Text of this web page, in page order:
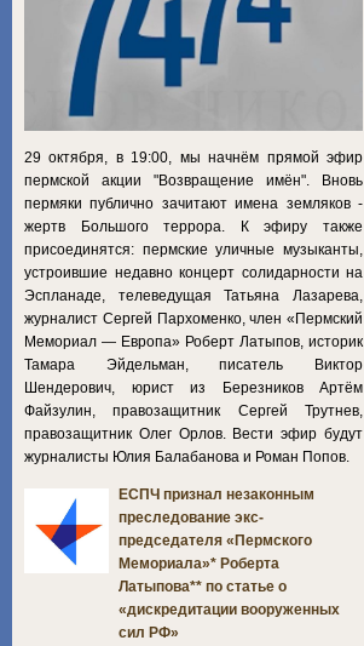
29 октября, в 19:00, мы начнём прямой эфир
пермской акции "Возвращение имён". Вновь
пермяки публично зачитают имена земляков -
жертв Большого террора. К эфиру также
присоединятся: пермские уличные музыканты,
устроившие недавно концерт солидарности на
Эспланаде, телеведущая Татьяна Лазарева,
журналист Сергей Пархоменко, член «Пермский
Мемориал — Европа» Роберт Латыпов, историк
Тамара Эйдельман, писатель Виктор
Шендерович, юрист из Березников Артём
Файзулин, правозащитник Сергей Трутнев,
правозащитник Олег Орлов. Вести эфир будут
журналисты Юлия Балабанова и Роман Попов.
ЕСПЧ признал незаконным
преследование экс-
председателя «Пермского
Мемориала»* Роберта
Латыпова** по статье о
«дискредитации вооруженных
сил РФ»